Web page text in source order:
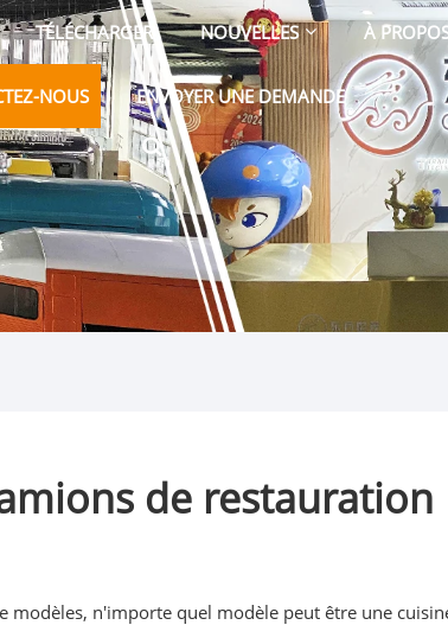
TÉLÉCHARGER NOUVELLES À
NOUS ENVOYER UNE DEMANDE
de restauration
n'importe quel modèle peut être une